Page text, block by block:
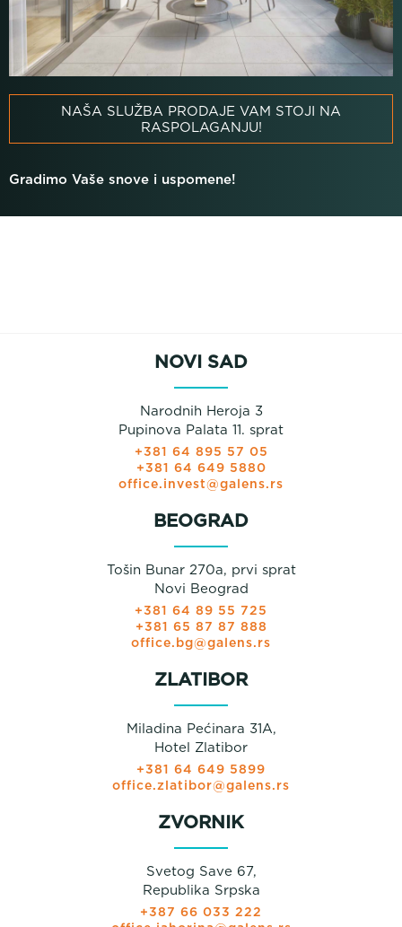
NAŠA SLUŽBA PRODAJE VAM STOJI NA
RASPOLAGANJU!
Gradimo Vaše snove i uspomene!
NOVI SAD
Narodnih Heroja 3
Pupinova Palata 11. sprat
+381 64 895 57 05
+381 64 649 5880
office.invest@galens.rs
BEOGRAD
Tošin Bunar 270a, prvi sprat
Novi Beograd
+381 64 89 55 725
+381 65 87 87 888
office.bg@galens.rs
ZLATIBOR
Miladina Pećinara 31A,
Hotel Zlatibor
+381 64 649 5899
office.zlatibor@galens.rs
ZVORNIK
Svetog Save 67,
Republika Srpska
+387 66 033 222